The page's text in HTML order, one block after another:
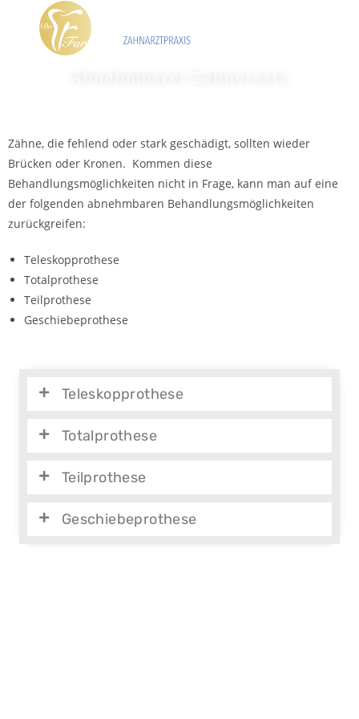
Zähne, die fehlend oder stark geschädigt, sollten wieder
Brücken oder Kronen. Kommen diese
Behandlungsmöglichkeiten nicht in Frage, kann man auf eine
der folgenden abnehmbaren Behandlungsmöglichkeiten
zurückgreifen:
Teleskopprothese
Totalprothese
Teilprothese
Geschiebeprothese
Teleskopprothese
Totalprothese
Teilprothese
Geschiebeprothese